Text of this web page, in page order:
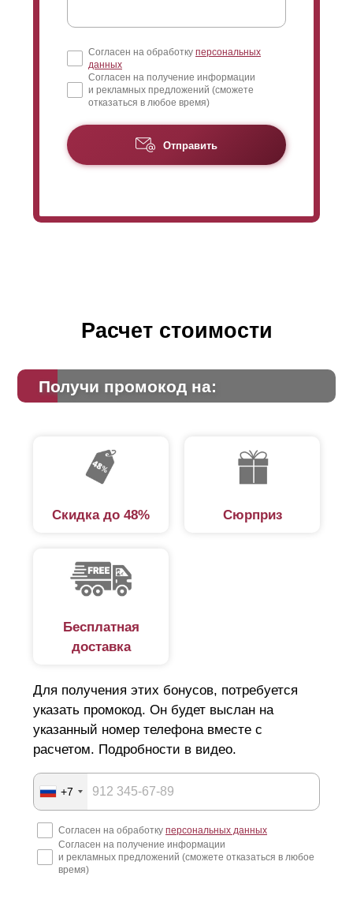
Согласен на обработку персональных
данных
Согласен на получение информации
и рекламных предложений (сможете
отказаться в любое время)
Отправить
Расчет стоимости
Получи промокод на:
Скидка до 48% Сюрприз
Бесплатная
доставка
Для получения этих бонусов, потребуется
указать промокод. Он будет выслан на
указанный номер телефона вместе с
расчетом. Подробности в видео.
+7
Согласен на обработку персональных данных
Согласен на получение информации
и рекламных предложений (сможете отказаться в любое
время)